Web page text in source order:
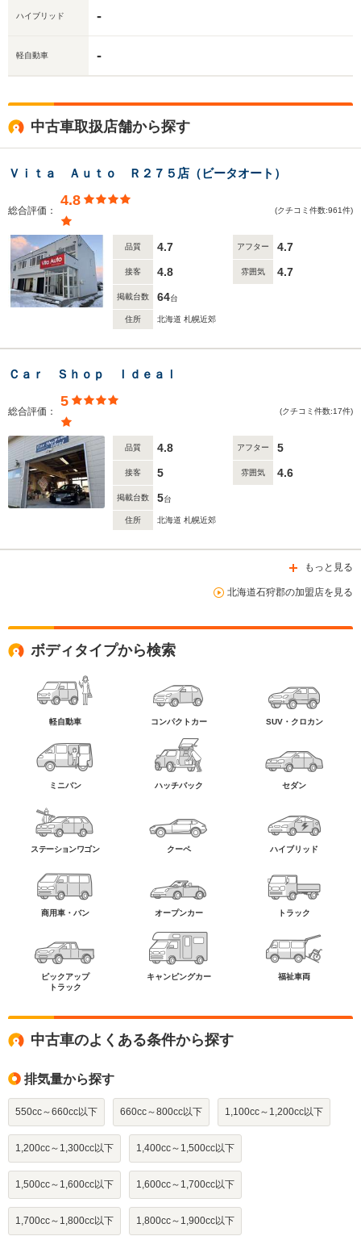
ハイブリッド -
軽自動車 -
中古車取扱店舗から探す
Ｖｉｔａ Ａｕｔｏ Ｒ２７５店（ビータオート）
総合評価：
4.8
(クチコミ件数:961件)
品質 4.7 アフター 4.7
接客 4.8 雰囲気 4.7
掲載台数 64台
住所 北海道 札幌近郊
Ｃａｒ Ｓｈｏｐ Ｉｄｅａｌ
総合評価：
5
(クチコミ件数:17件)
品質 4.8 アフター 5
接客 5 雰囲気 4.6
掲載台数 5台
住所 北海道 札幌近郊
もっと見る
北海道石狩郡の加盟店を見る
ボディタイプから検索
軽自動車 コンパクトカー SUV・クロカン
ミニバン ハッチバック セダン
ステーションワゴン クーペ ハイブリッド
商用車・バン オープンカー トラック
ピックアップ
トラック
キャンピングカー 福祉車両
中古車のよくある条件から探す
排気量から探す
550cc～660cc以下 660cc～800cc以下 1,100cc～1,200cc以下
1,200cc～1,300cc以下 1,400cc～1,500cc以下
1,500cc～1,600cc以下 1,600cc～1,700cc以下
1,700cc～1,800cc以下 1,800cc～1,900cc以下